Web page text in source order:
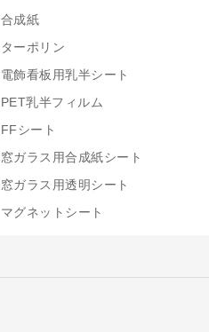
合成紙
ターポリン
電飾看板用乳半シート
PET乳半フィルム
FFシート
窓ガラス用合成紙シート
窓ガラス用透明シート
マグネットシート